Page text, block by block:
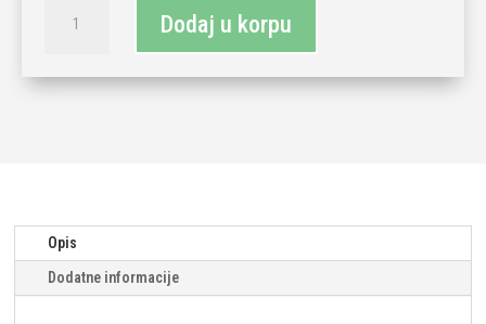
E1
Dodaj u korpu
Opis
Dodatne informacije